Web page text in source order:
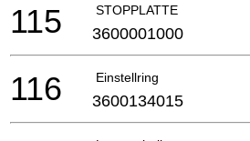
STOPPLATTE
115 3600001000
Einstellring
116 3600134015